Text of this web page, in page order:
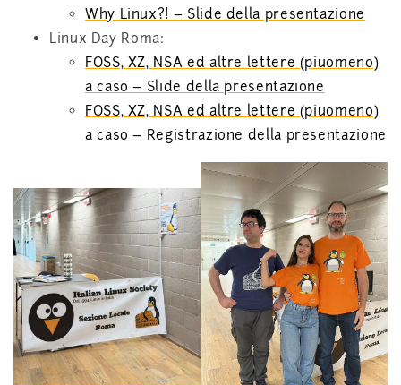
Why Linux?! – Slide della presentazione
Linux Day Roma:
FOSS, XZ, NSA ed altre lettere (piuomeno)
a caso – Slide della presentazione
FOSS, XZ, NSA ed altre lettere (piuomeno)
a caso – Registrazione della presentazione